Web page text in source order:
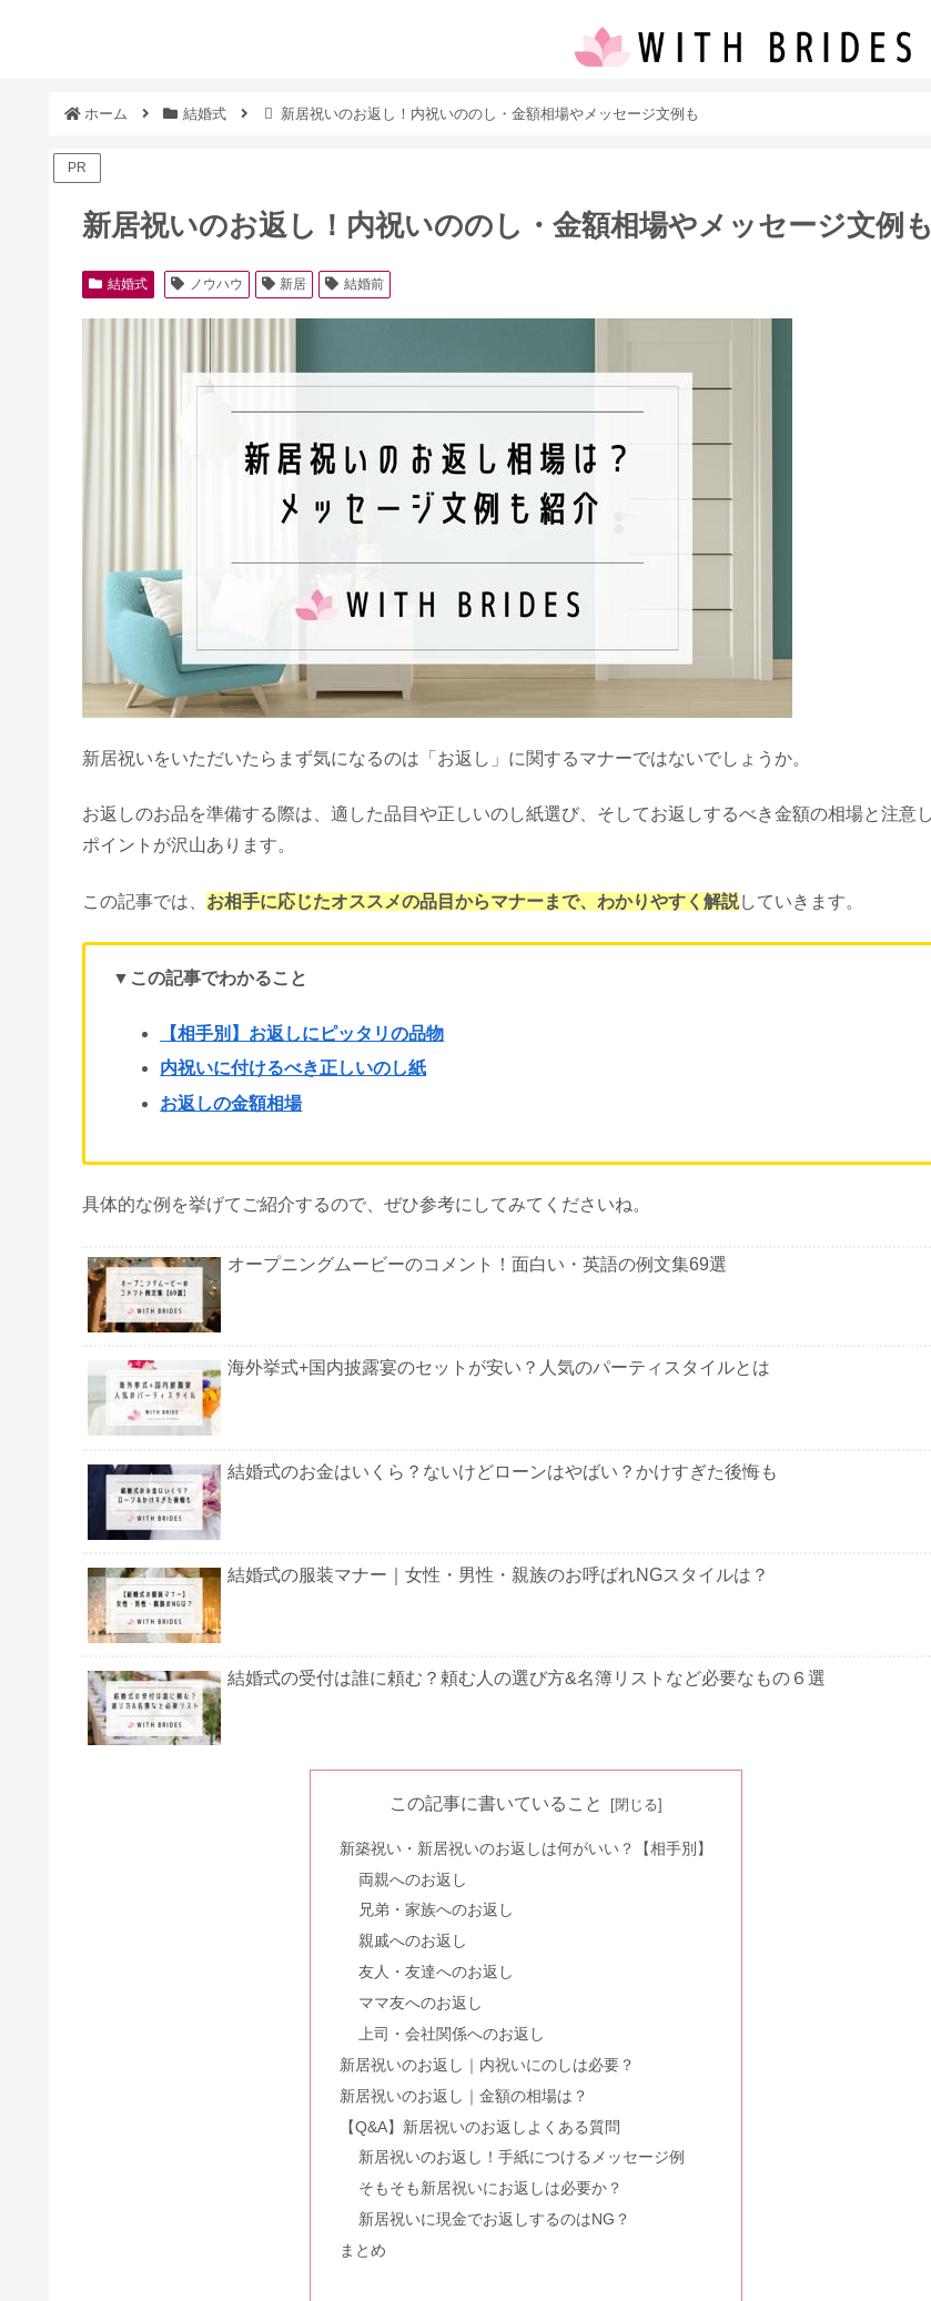
ホーム 結婚式 新居祝いのお返し！内祝いののし・金額相場やメッセージ文例も
PR
新居祝いのお返し！内祝いののし・金額相場やメッセージ文例も
結婚式 新居 結婚前
▼この記事でわかること
【相手別】お返しにピッタリの品物
内祝いに付けるべき正しいのし紙
お返しの金額相場
具体的な例を挙げてご紹介するので、ぜひ参考にしてみてくださいね。
海外挙式+国内披露宴のセットが安い？人気のパーティスタイルとは
結婚式のお金はいくら？ないけどローンはやばい？かけすぎた後悔も
結婚式の服装マナー｜女性・男性・親族のお呼ばれNGスタイルは？